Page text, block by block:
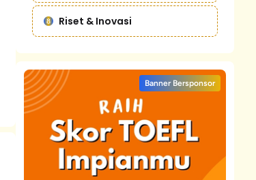
Riset & Inovasi
Banner Bersponsor